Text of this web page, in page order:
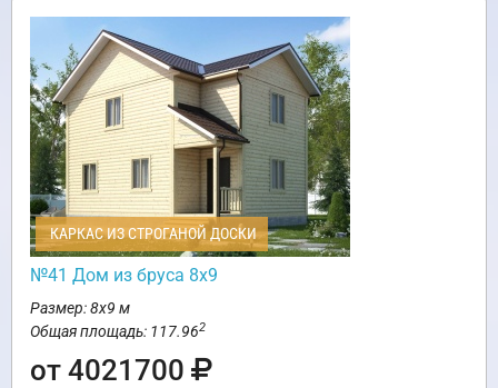
КАРКАС ИЗ СТРОГАНОЙ ДОСКИ
№41 Дом из бруса 8х9
Размер: 8х9 м
Общая площадь: 117.962
от 4021700